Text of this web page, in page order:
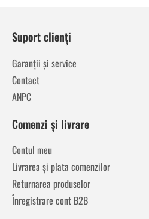
Suport clienți
Garanții și service
Contact
ANPC
Comenzi și livrare
Contul meu
Livrarea și plata comenzilor
Returnarea produselor
Înregistrare cont B2B